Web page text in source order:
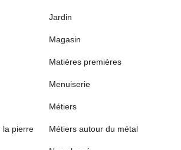
Jardin
Magasin
Matières premières
Menuiserie
Métiers
la pierre Métiers autour du métal